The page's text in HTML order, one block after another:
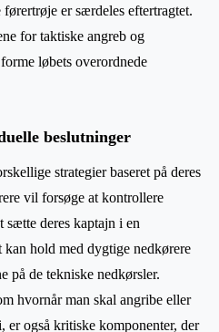
er særdeles eftertragtet.
for taktiske angreb og
løbets overordnede
beslutninger
strategier baseret på deres
vil forsøge at kontrollere
sætte deres kaptajn i en
hold med dygtige nedkørere
på de tekniske nedkørsler.
hvornår man skal angribe eller
er også kritiske komponenter, der